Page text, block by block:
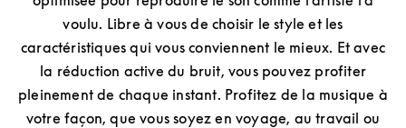
voulu. Libre à vous de choisir le style et les
caractéristiques qui vous conviennent le mieux. Et avec
la réduction active du bruit, vous pouvez profiter
pleinement de chaque instant. Profitez de la musique à
votre façon, que vous soyez en voyage, au travail ou